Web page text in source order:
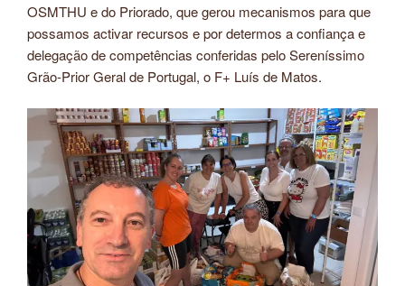
OSMTHU e do Priorado, que gerou mecanismos para que
possamos activar recursos e por determos a confiança e
delegação de competências conferidas pelo Sereníssimo
Grão-Prior Geral de Portugal, o F+ Luís de Matos.